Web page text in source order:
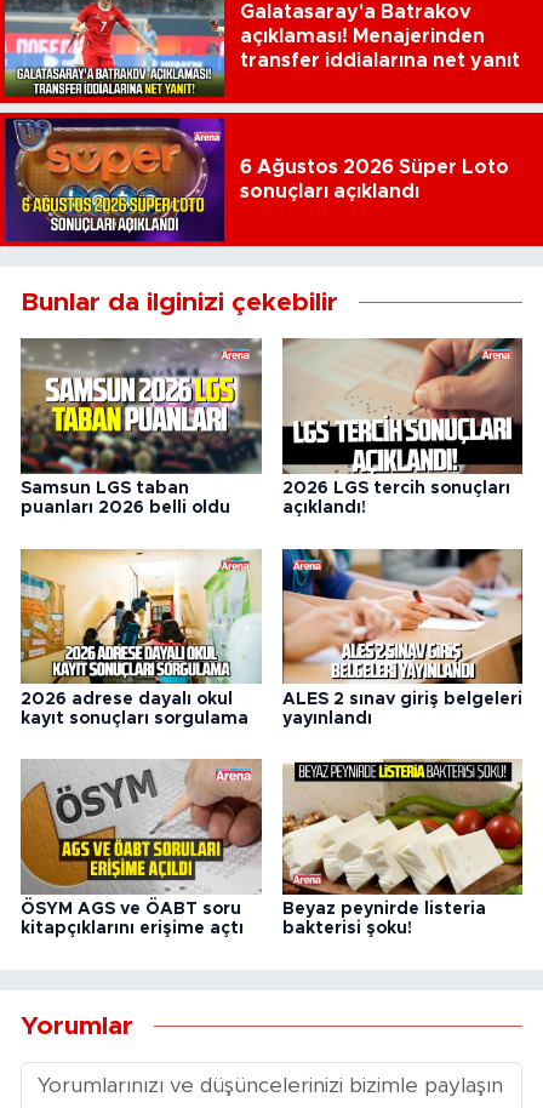
Galatasaray'a Batrakov
açıklaması! Menajerinden
transfer iddialarına net yanıt
6 Ağustos 2026 Süper Loto
sonuçları açıklandı
Bunlar da ilginizi çekebilir
Samsun LGS taban
puanları 2026 belli oldu
2026 LGS tercih sonuçları
açıklandı!
2026 adrese dayalı okul
kayıt sonuçları sorgulama
ALES 2 sınav giriş belgeleri
yayınlandı
ÖSYM AGS ve ÖABT soru
kitapçıklarını erişime açtı
Beyaz peynirde listeria
bakterisi şoku!
Yorumlar